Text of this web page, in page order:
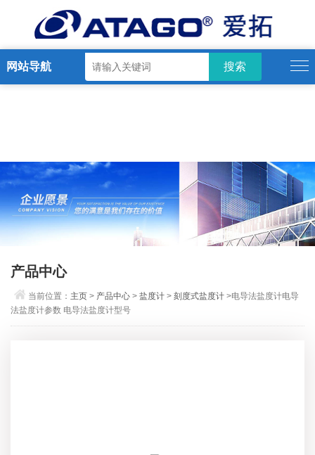
网站导航
产品中心
当前位置： 主页 > 产品中心 >盐度计 >刻度式盐度计 >电导法盐度计电导
法盐度计参数 电导法盐度计型号